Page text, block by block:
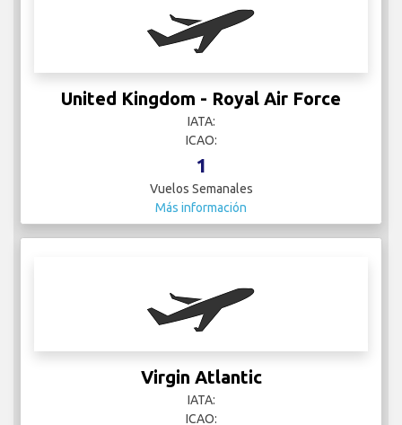
United Kingdom - Royal Air Force
IATA:
ICAO:
1
Vuelos Semanales
Más información
Virgin Atlantic
IATA:
ICAO: